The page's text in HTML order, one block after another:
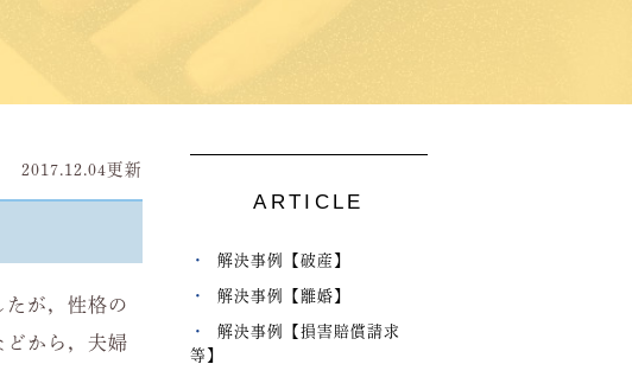
2017.12.04更新
が，性格の
どから，夫婦
ARTICLE
解決事例【破産】
解決事例【離婚】
解決事例【損害賠償請求
等】